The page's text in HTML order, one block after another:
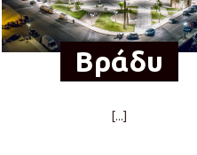
Βράδυ
[...]